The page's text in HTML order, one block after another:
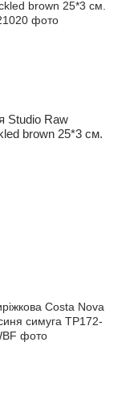
Studio Raw
brown 25*3 см.